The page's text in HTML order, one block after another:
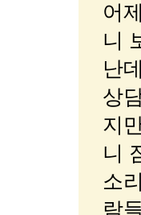
어
니
난
상
지
니
소
람